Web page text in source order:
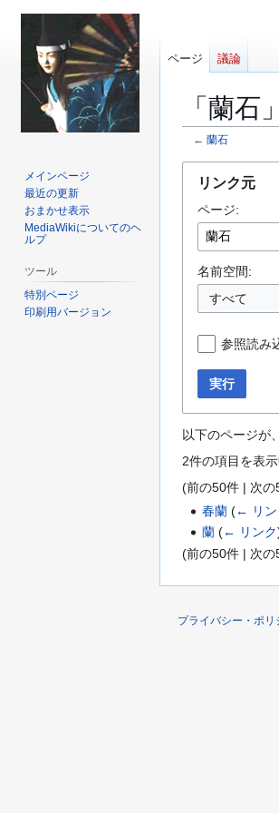
「蘭
← 蘭石
リンク元
ページ:
名前空間:
すべて
参照読み
実行
以下のページが、
2件の項目を表
(前の50件 | 次の
春蘭 (← リン
蘭 (← リンク
(前の50件 | 次の
ページ 議論
メインページ
最近の更新
おまかせ表示
MediaWikiについてのヘ
ルプ
ツール
特別ページ
印刷用バージョン
プライバシー・ポリ